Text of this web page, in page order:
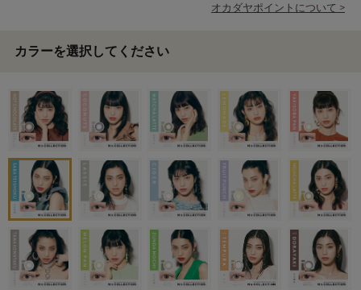
オカダヤポイントについて >
カラーを選択してください